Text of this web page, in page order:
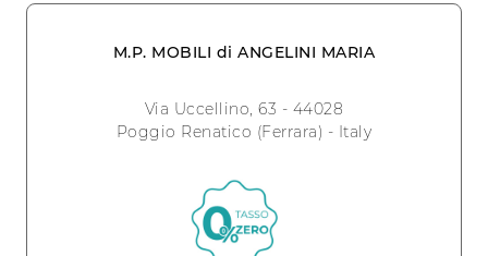
M.P. MOBILI di ANGELINI MARIA
Via Uccellino, 63 - 44028
Poggio Renatico (Ferrara) - Italy